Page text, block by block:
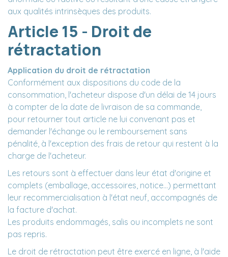
aux qualités intrinsèques des produits.
Article 15 - Droit de
rétractation
Application du droit de rétractation
Conformément aux dispositions du code de la
consommation, l'acheteur dispose d'un délai de 14 jours
à compter de la date de livraison de sa commande,
pour retourner tout article ne lui convenant pas et
demander l'échange ou le remboursement sans
pénalité, à l'exception des frais de retour qui restent à la
charge de l'acheteur.
Les retours sont à effectuer dans leur état d'origine et
complets (emballage, accessoires, notice...) permettant
leur recommercialisation à l'état neuf, accompagnés de
la facture d'achat.
Les produits endommagés, salis ou incomplets ne sont
pas repris.
Le droit de rétractation peut être exercé en ligne, à l'aide